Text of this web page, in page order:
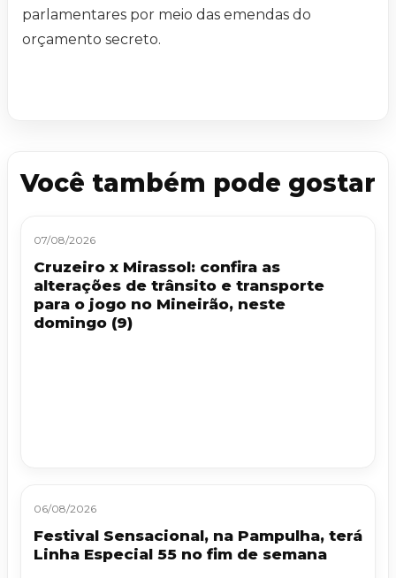
parlamentares por meio das emendas do
orçamento secreto.
Você também pode gostar
07/08/2026
Cruzeiro x Mirassol: confira as
alterações de trânsito e transporte
para o jogo no Mineirão, neste
domingo (9)
06/08/2026
Festival Sensacional, na Pampulha, terá
Linha Especial 55 no fim de semana